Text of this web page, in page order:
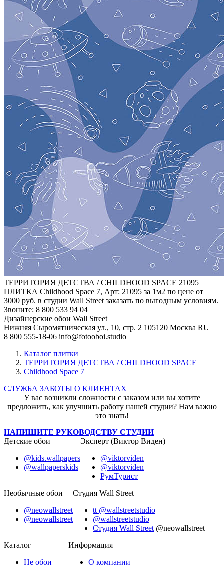
ТЕРРИТОРИЯ ДЕТСТВА / CHILDHOOD SPACE 21095
ПЛИТКА Childhood Space 7, Арт: 21095 за 1м2 по цене от
3000 руб. в студии Wall Street заказать по выгодным условиям.
Звоните: 8 800 533 94 04
Дизайнерские обои Wall Street
Нижняя Сыромятническая ул., 10, стр. 2 105120 Москва RU
8 800 555-18-06 info@fotooboi.studio
Каталог плитки
ТЕРРИТОРИЯ ДЕТСТВА / CHILDHOOD SPACE
Childhood Space 7
СЛУЖБА ЗАБОТЫ О КЛИЕНТАХ
У вас возникли сложности с заказом или вы хотите
предложить, как улучшить работу нашей студии? Нам важно
это знать!
НАПИШИТЕ РУКОВОДСТВУ СТУДИИ
Детские обои
@kids.wallpapers
@wallpaperskids
Эксперт (Виктор Виден)
@viktorviden
@viktorviden
РумТурист
Необычные обои
@neowallstreet
@neowallstreet
Студия Wall Street
tt @wallstreetstudio
@wallstreetstudio
Студия Wall Street @neowallstreet
Каталог
Не обои
Информация
О компании